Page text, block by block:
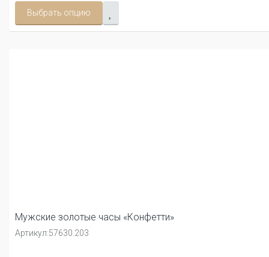
Выбрать опцию
Мужские золотые часы «Конфетти»
Артикул:57630.203